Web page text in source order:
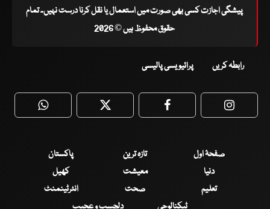
پیشگی اجازت کسی بھی صورت میں استعمال یا نقل کرنا درست نہیں۔ تمام
حقوق محفوظ ہیں © 2026
رابطہ کریں پرائیویسی پالیسی
WhatsApp Twitter Facebook
صفحۂ اول تازہ ترین
پاکستان
دنیا
معیشت
کھیل
تعلیم
صحت
انٹرٹینمنٹ